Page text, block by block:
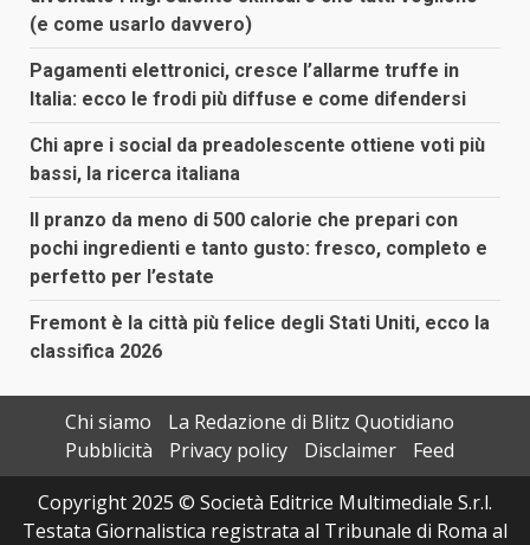
(e come usarlo davvero)
Pagamenti elettronici, cresce l’allarme truffe in
Italia: ecco le frodi più diffuse e come difendersi
Chi apre i social da preadolescente ottiene voti più
bassi, la ricerca italiana
Il pranzo da meno di 500 calorie che prepari con
pochi ingredienti e tanto gusto: fresco, completo e
perfetto per l’estate
Fremont è la città più felice degli Stati Uniti, ecco la
classifica 2026
Chi siamo
La Redazione di Blitz Quotidiano
Pubblicità
Privacy policy Disclaimer
Feed
Copyright 2025 © Società Editrice Multimediale S.r.l.
Testata Giornalistica registrata al Tribunale di Roma al